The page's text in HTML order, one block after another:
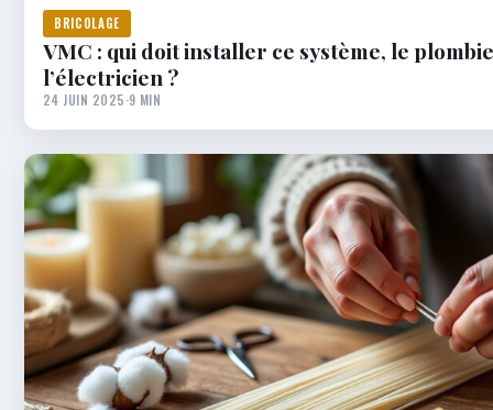
BRICOLAGE
VMC : qui doit installer ce système, le
l’électricien ?
24 JUIN 2025·9 MIN